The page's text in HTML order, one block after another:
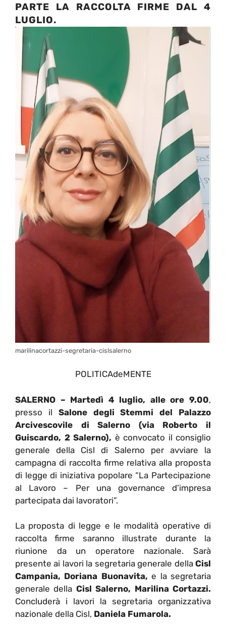
PARTE LA RACCOLTA FIRME DAL 4
LUGLIO.
marilinacortazzi-segretaria-cislsalerno
POLITICAdeMENTE
SALERNO – Martedì 4 luglio, alle ore 9.00,
presso il Salone degli Stemmi del Palazzo
Arcivescovile di Salerno (via Roberto il
Guiscardo, 2 Salerno), è convocato il consiglio
generale della Cisl di Salerno per avviare la
campagna di raccolta firme relativa alla proposta
di legge di iniziativa popolare “La Partecipazione
al Lavoro – Per una governance d’impresa
partecipata dai lavoratori”.
La proposta di legge e le modalità operative di
raccolta firme saranno illustrate durante la
riunione da un operatore nazionale. Sarà
presente ai lavori la segretaria generale dellaCisl
Campania, Doriana Buonavita,e la segretaria
generale della Cisl Salerno, Marilina Cortazzi.
Concluderà i lavori la segretaria organizzativa
nazionale della Cisl, Daniela Fumarola.